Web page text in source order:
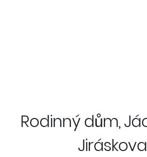
Rodinný dům,
Jiráskova